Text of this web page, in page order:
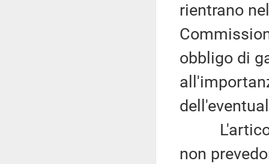
rientrano
obbligo di
L'articolo
non